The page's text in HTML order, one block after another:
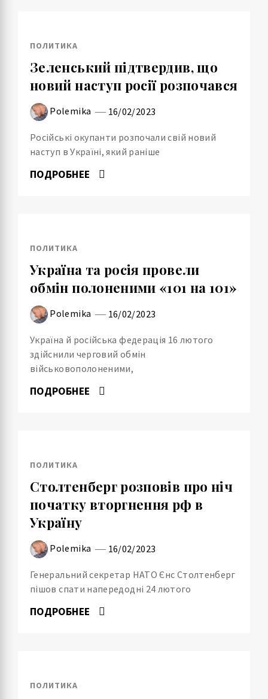
ПОЛИТИКА
Зеленський підтвердив, що
новий наступ росії розпочався
Polemika 16/02/2023
Російські окупанти розпочали свій новий
наступ в Україні, який раніше
ПОДРОБНЕЕ
ПОЛИТИКА
Україна та росія провели
обмін полоненими «101 на 101»
Polemika 16/02/2023
Україна й російська федерація 16 лютого
здійснили черговий обмін
військовополоненими,
ПОДРОБНЕЕ
ПОЛИТИКА
Столтенберг розповів про ніч
початку вторгнення рф в
Україну
Polemika 16/02/2023
Генеральний секретар НАТО Єнс Столтенберг
пішов спати напередодні 24 лютого
ПОДРОБНЕЕ
ПОЛИТИКА